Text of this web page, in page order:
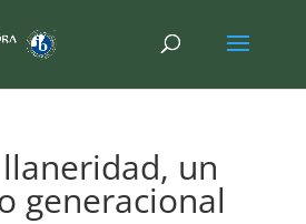
un
generacional